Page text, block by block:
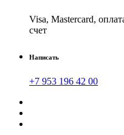
Visa, Mastercard,
счет
Написать
+7 953 196 42 00